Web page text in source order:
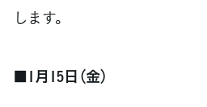
します。
■1月15日（金）